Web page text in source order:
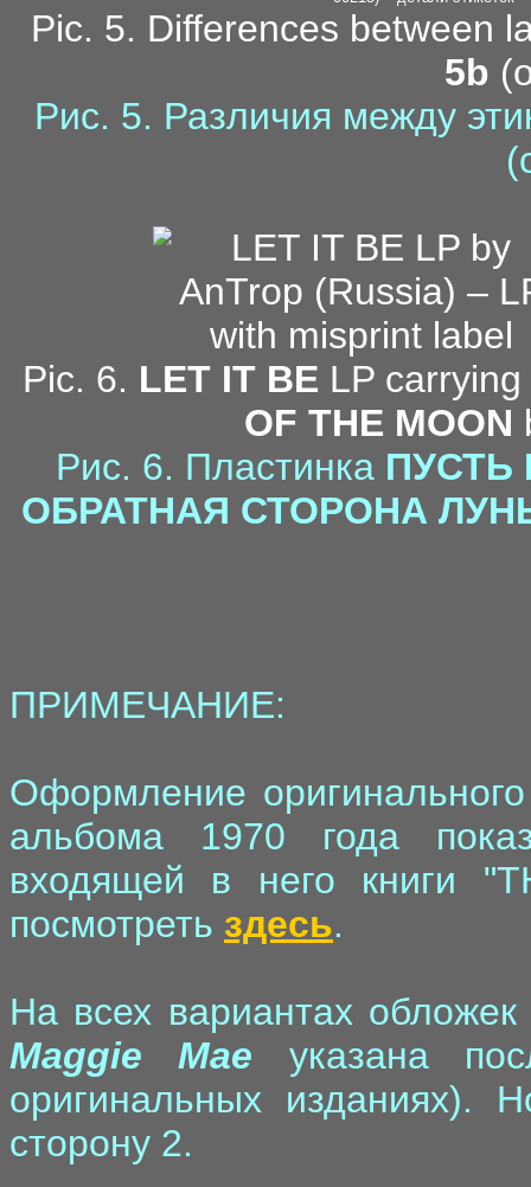
Pic. 5. Differences between
5b
Рис. 5. Различия между
Pic. 6. LET IT BE LP
OF THE MOON
Рис. 6. Пластинка ПУСТЬ
ОБРАТНАЯ СТОРОНА
ПРИМЕЧАНИЕ:
Оформление оригинального
альбома 1970 года
входящей в него книги
посмотреть здесь.
На всех вариантах
Maggie Mae указана
оригинальных изданиях).
сторону 2.